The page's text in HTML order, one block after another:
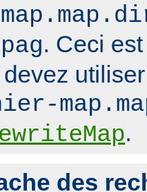
. Ceci
.
des